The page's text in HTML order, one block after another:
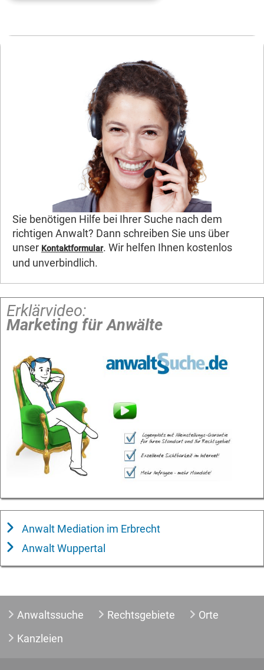
Sie benötigen Hilfe bei Ihrer Suche nach dem
richtigen Anwalt? Dann schreiben Sie uns über
unser Kontaktformular. Wir helfen Ihnen kostenlos
und unverbindlich.
Erklärvideo:
Marketing für Anwälte
Anwalt Mediation im Erbrecht
Anwalt Wuppertal
Anwaltssuche Rechtsgebiete
Orte
Kanzleien